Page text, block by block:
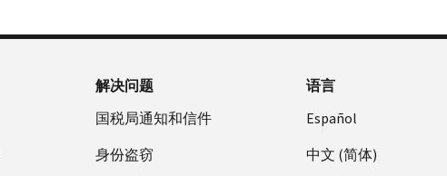
解决问题
国税局通知和信件
身份盗窃
语言
Español
中文 (简体)